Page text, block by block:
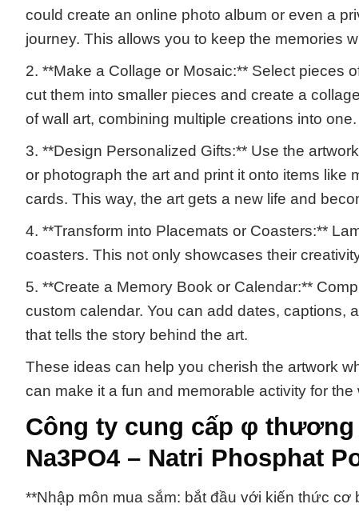
could create an online photo album or even a
journey. This allows you to keep the memories
2. **Make a Collage or Mosaic:** Select pieces
cut them into smaller pieces and create a
of wall art, combining multiple creations into one.
3. **Design Personalized Gifts:** Use the
or photograph the art and print it onto items like
cards. This way, the art gets a new life and
4. **Transform into Placemats or Coasters:**
coasters. This not only showcases their
5. **Create a Memory Book or Calendar:**
custom calendar. You can add dates, captions,
that tells the story behind the art.
These ideas can help you cherish the artwork
can make it a fun and memorable activity for the
Công ty cung cấp φ thương
Na3PO4 – Natri Phosphat
**Nhập môn mua sắm: bắt đầu với kiến thức